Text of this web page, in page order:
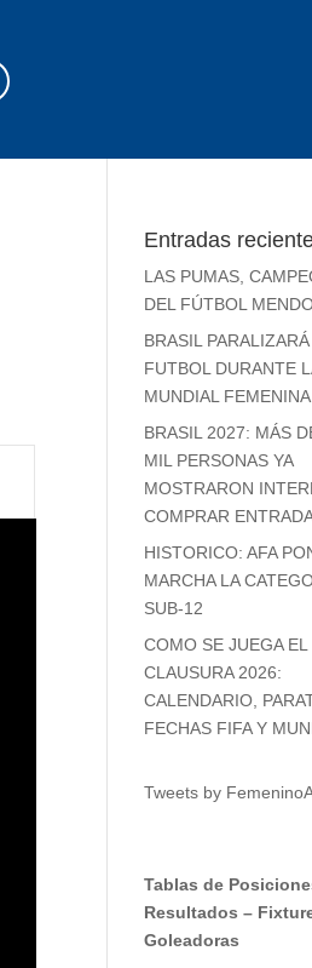
Entradas
LAS PUMAS,
DEL FÚTBOL
BRASIL PARALIZARÁ
FUTBOL DURANTE
MUNDIAL FEMENINA
BRASIL 2027: MÁS
MIL PERSONAS YA
MOSTRARON
COMPRAR
HISTORICO: AFA
MARCHA LA
SUB-12
COMO SE JUEGA EL
CLAUSURA 2026:
CALENDARIO,
FECHAS FIFA Y
Tweets by
Tablas de
Resultados –
Goleadoras